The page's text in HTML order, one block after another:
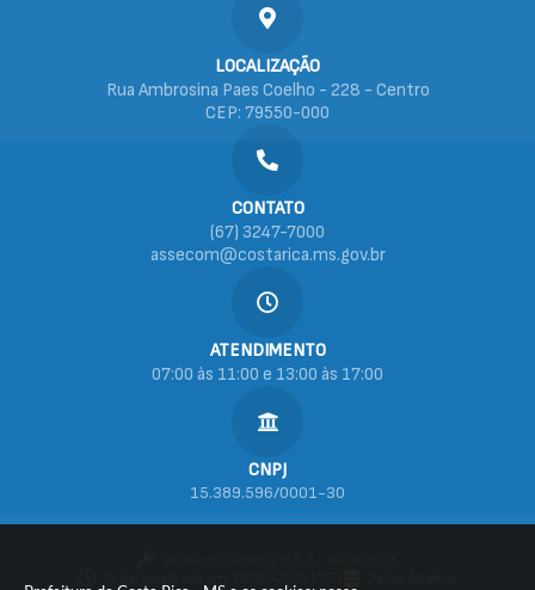
LOCALIZAÇÃO
Rua Ambrosina Paes Coelho - 228 - Centro
CEP: 79550-000
CONTATO
(67) 3247-7000
assecom@costarica.ms.gov.br
ATENDIMENTO
07:00 às 11:00 e 13:00 às 17:00
CNPJ
15.389.596/0001-30